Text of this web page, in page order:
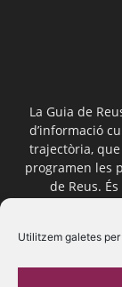
Utilitzem galetes
La Guia de
d’informació
trajectòria,
programen les
de Reus.